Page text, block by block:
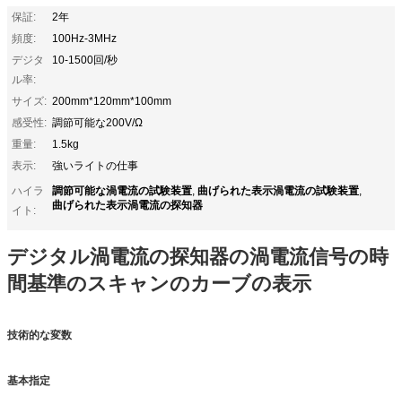
保証:
2年
頻度:
100Hz-3MHz
デジタ
ル率:
10-1500回/秒
サイズ: 200mm*120mm*100mm
感受性: 調節可能な200V/Ω
重量:
1.5kg
表示:
強いライトの仕事
ハイラ
イト:
調節可能な渦電流の試験装置, 曲げられた表示渦電流の試験装置,
曲げられた表示渦電流の探知器
デジタル渦電流の探知器の渦電流信号の時
間基準のスキャンのカーブの表示
技術的な変数
基本指定